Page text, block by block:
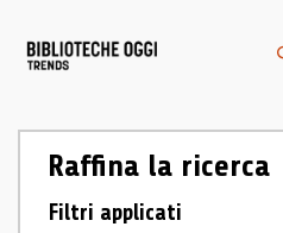
Raffina la ricerca
Filtri applicati